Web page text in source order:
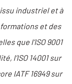
industriel et à
et des
que l’ISO 9001
l’ISO 14001 sur
IATF 16949 sur